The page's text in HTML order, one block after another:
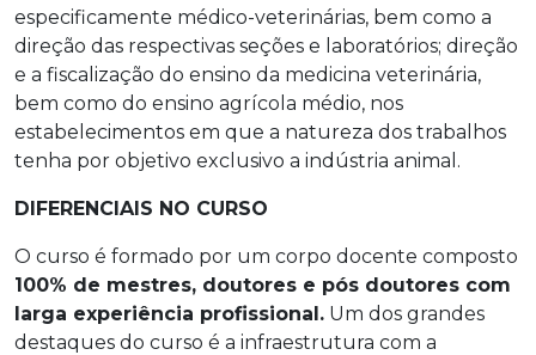
especificamente médico-veterinárias, bem como a
direção das respectivas seções e laboratórios; direção
e a fiscalização do ensino da medicina veterinária,
bem como do ensino agrícola médio, nos
estabelecimentos em que a natureza dos trabalhos
tenha por objetivo exclusivo a indústria animal.
DIFERENCIAIS NO CURSO
O curso é formado por um corpo docente composto
100% de mestres, doutores e pós doutores com
larga experiência profissional. Um dos grandes
destaques do curso é a infraestrutura com a